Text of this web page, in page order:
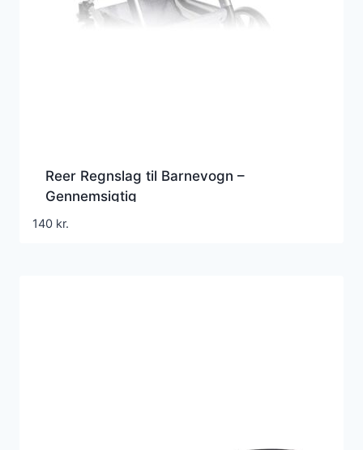
Reer Regnslag til Barnevogn –
Gennemsigtig
140 kr.